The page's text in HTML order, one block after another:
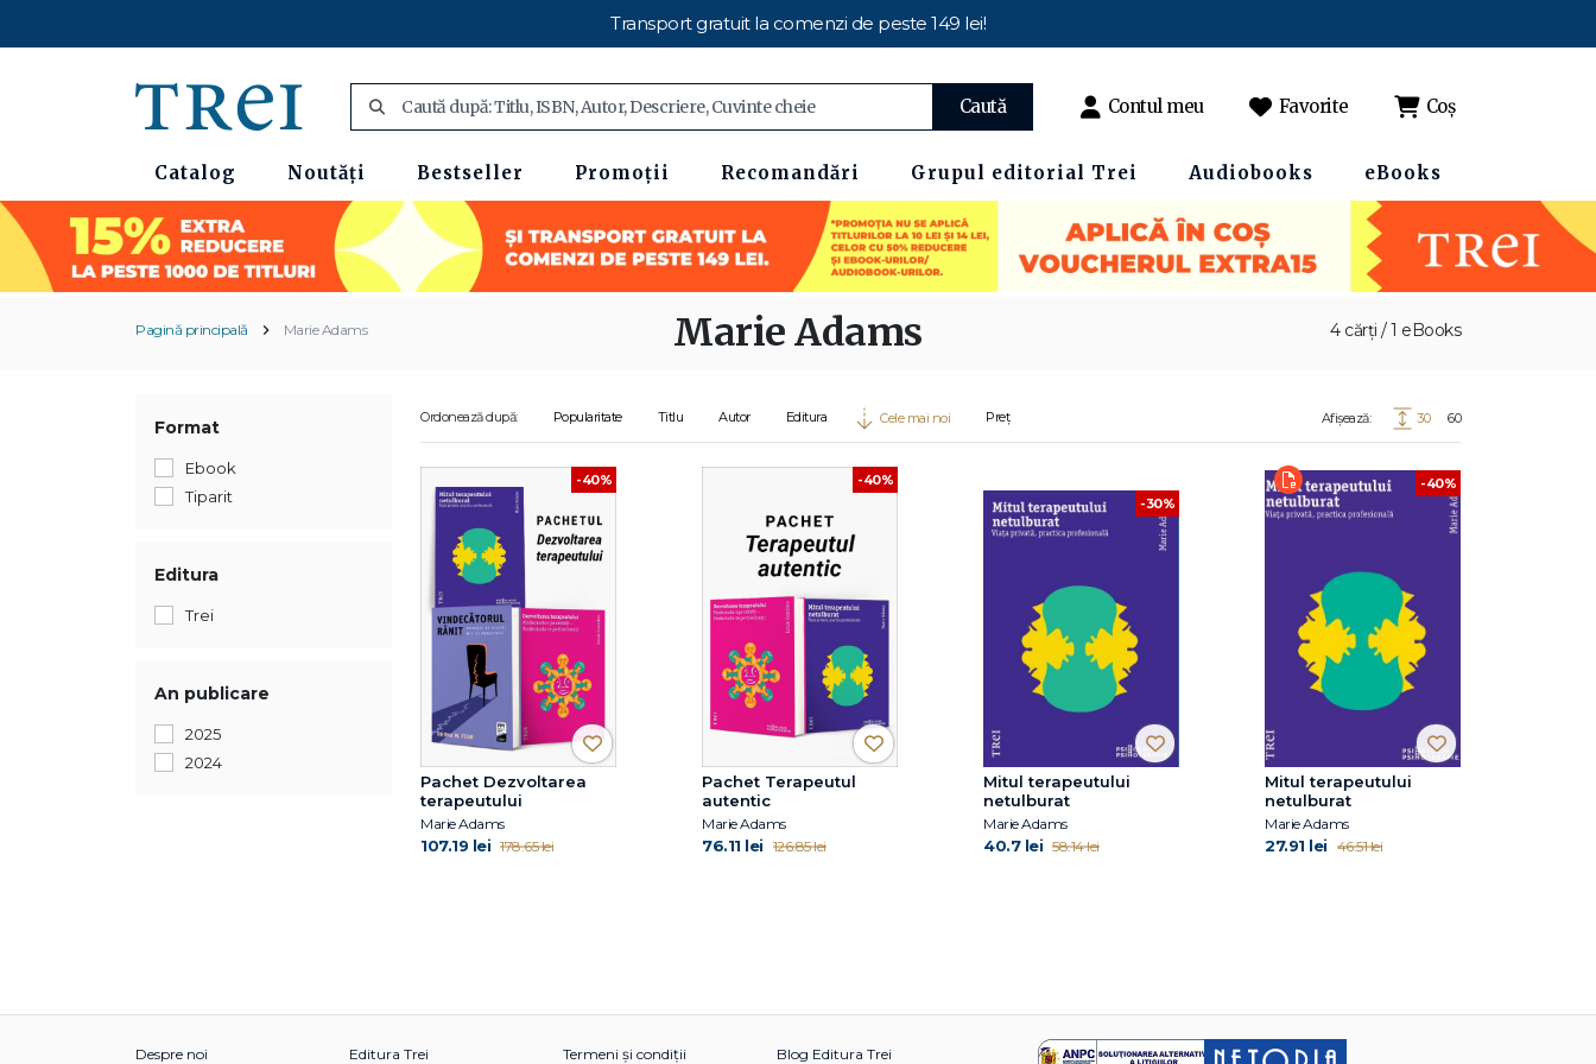
Transport gratuit la comenzi de peste 149 lei!
Caută Contul meu Favorite Coș
Catalog Noutăți Bestseller Promoții Recomandări Grupul editorial Trei Audiobooks eBooks
Pagină principală Marie Adams 4 cărți / 1 eBooks
Marie Adams
Format
Ebook
Tiparit
Editura
Trei
An publicare
2025
2024
Ordonează după: Popularitate Titlu Autor Editura Cele mai noi Preț Afișează: 30 60
-40%
Pachet Dezvoltarea
terapeutului
Marie Adams
107.19 lei 178.65 lei
-40%
Pachet Terapeutul
autentic
Marie Adams
76.11 lei 126.85 lei
-30%
Mitul terapeutului
netulburat
Marie Adams
40.7 lei 58.14 lei
-40%
Mitul terapeutului
netulburat
Marie Adams
27.91 lei 46.51 lei
Despre noi Editura Trei Termeni și condiții Blog Editura Trei